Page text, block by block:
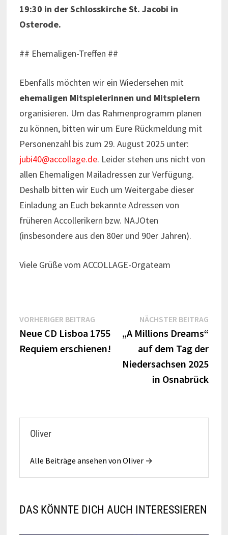
19:30 in der Schlosskirche St. Jacobi in
Osterode.
## Ehemaligen-Treffen ##
Ebenfalls möchten wir ein Wiedersehen mit
ehemaligen Mitspielerinnen und Mitspielern
organisieren. Um das Rahmenprogramm planen
zu können, bitten wir um Eure Rückmeldung mit
Personenzahl bis zum 29. August 2025 unter:
jubi40@accollage.de. Leider stehen uns nicht von
allen Ehemaligen Mailadressen zur Verfügung.
Deshalb bitten wir Euch um Weitergabe dieser
Einladung an Euch bekannte Adressen von
früheren Accollerikern bzw. NAJOten
(insbesondere aus den 80er und 90er Jahren).
Viele Grüße vom ACCOLLAGE-Orgateam
Beitragsnavigation
VORHERIGER BEITRAGVorheriger
Beitrag:
Neue CD Lisboa 1755
Requiem erschienen!
NÄCHSTER BEITRAG
„A Millions Dreams“
auf dem Tag der
Niedersachsen 2025
in Osnabrück
Oliver
Alle Beiträge ansehen von Oliver →
DAS KÖNNTE DICH AUCH INTERESSIEREN